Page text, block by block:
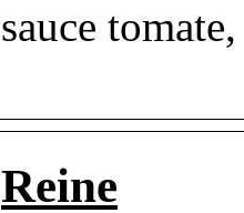
sauce
Reine